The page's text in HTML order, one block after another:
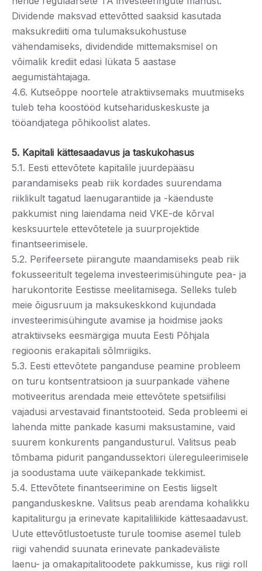
Dividende maksvad ettevõtted saaksid kasutada
maksukrediiti oma tulumaksukohustuse
vähendamiseks, dividendide mittemaksmisel on
võimalik krediit edasi lükata 5 aastase
aegumistähtajaga.
4.6. Kutseõppe noortele atraktiivsemaks muutmiseks
tuleb teha koostööd kutsehariduskeskuste ja
tööandjatega põhikoolist alates.
5. Kapitali kättesaadavus ja taskukohasus
5.1. Eesti ettevõtete kapitalile juurdepääsu
parandamiseks peab riik kordades suurendama
riiklikult tagatud laenugarantiide ja -käenduste
pakkumist ning laiendama neid VKE-de kõrval
kesksuurtele ettevõtetele ja suurprojektide
finantseerimisele.
5.2. Perifeersete piirangute maandamiseks peab riik
fokusseeritult tegelema investeerimisühingute pea- ja
harukontorite Eestisse meelitamisega. Selleks tuleb
meie õigusruum ja maksukeskkond kujundada
investeerimisühingute avamise ja hoidmise jaoks
atraktiivseks eesmärgiga muuta Eesti Põhjala
regioonis erakapitali sõlmriigiks.
5.3. Eesti ettevõtete panganduse peamine probleem
on turu kontsentratsioon ja suurpankade vähene
motiveeritus arendada meie ettevõtete spetsiifilisi
vajadusi arvestavaid finantstooteid. Seda probleemi ei
lahenda mitte pankade kasumi maksustamine, vaid
suurem konkurents pangandusturul. Valitsus peab
tõmbama pidurit pangandussektori ülereguleerimisele
ja soodustama uute väikepankade tekkimist.
5.4. Ettevõtete finantseerimine on Eestis liigselt
panganduskeskne. Valitsus peab arendama kohalikku
kapitaliturgu ja erinevate kapitaliliikide kättesaadavust.
Uute ettevõtlustoetuste turule toomise asemel tuleb
riigi vahendid suunata erinevate pankadeväliste
laenu- ja omakapitalitoodete pakkumisse, kus riigi roll